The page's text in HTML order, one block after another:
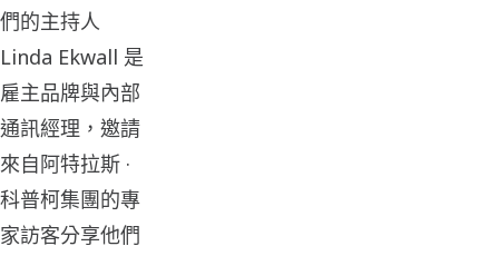
們的主持人
Linda Ekwall 是
雇主品牌與內部
通訊經理，邀請
來自阿特拉斯 ·
科普柯集團的專
家訪客分享他們